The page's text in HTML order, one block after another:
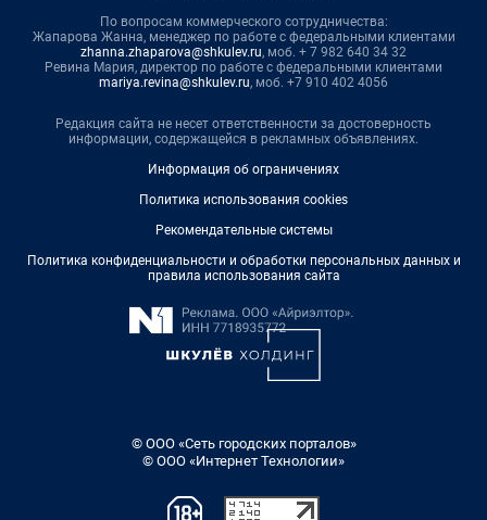
По вопросам коммерческого сотрудничества:
Жапарова Жанна, менеджер по работе с федеральными клиентами
zhanna.zhaparova@shkulev.ru, моб. + 7 982 640 34 32
Ревина Мария, директор по работе с федеральными клиентами
mariya.revina@shkulev.ru, моб. +7 910 402 4056
Редакция сайта не несет ответственности за достоверность
информации, содержащейся в рекламных объявлениях.
Информация об ограничениях
Политика использования cookies
Рекомендательные системы
Политика конфиденциальности и обработки персональных данных и
правила использования сайта
© ООО «Сеть городских порталов»
© ООО «Интернет Технологии»